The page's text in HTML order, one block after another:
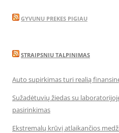
GYVUNU PREKES PIGIAU
STRAIPSNIU TALPINIMAS
Auto supirkimas turi realią
Sužadėtuvių žiedas su
pasirinkimas
Ekstremalų krūvį atlaikančios